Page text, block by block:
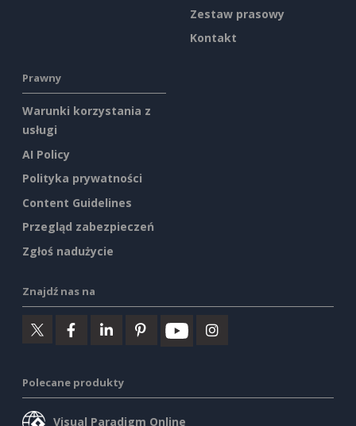
Zestaw prasowy
Kontakt
Prawny
Warunki korzystania z
usługi
AI Policy
Polityka prywatności
Content Guidelines
Przegląd zabezpieczeń
Zgłoś nadużycie
Znajdź nas na
Polecane produkty
Visual Paradigm Online